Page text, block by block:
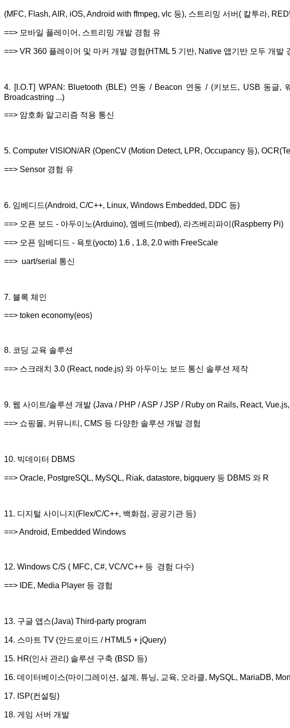
(MFC, Flash, AIR, iOS, Android with ffmpeg, vlc 등), 스트리밍 서버( 칼투라,
==> 모바일 플레이어, 스트리밍 개발 경험 유
==> VR 360 플레이어 및 마커 개발 경험(HTML 5 기반, Native 앱기반 모두 개발
4. [I.O.T] WPAN: Bluetooth (BLE) 연동 / Beacon 연동 / (키보드, USB 동글,
Broadcastring ...)
==> 암호화 알고리즘 적용 통신
5. Computer VISION/AR (OpenCV (Motion Detect, LPR, Occupancy 등),
==> Sensor 경험 유
6. 임베디드(Android, C/C++, Linux, Windows Embedded, DDC 등)
==> 오픈 보드 - 아두이노(Arduino), 엠베드(mbed), 라즈베리파이(Raspberry Pi)
==> 오픈 임베디드 - 욕토(yocto) 1.6 , 1.8, 2.0 with FreeScale
==> uart/serial 통신
7. 블록 체인
==> token economy(eos)
8. 코딩 교육 솔루션
==> 스크래치 3.0 (React, node.js) 와 아두이노 보드 통신 솔루션 제작
9. 웹 사이트/솔루션 개발 (Java / PHP / ASP / JSP / Ruby on Rails, React,
==> 쇼핑몰, 커뮤니티, CMS 등 다양한 솔루션 개발 경험
10. 빅데이터 DBMS
==> Oracle, PostgreSQL, MySQL, Riak, datastore, bigquery 등 DBMS 와 R
11. 디지털 사이니지(Flex/C/C++, 백화점, 공공기관 등)
==> Android, Embedded Windows
12. Windows C/S ( MFC, C#, VC/VC++ 등 경험 다수)
==> IDE, Media Player 등 경험
13. 구글 앱스(Java) Third-party program
14. 스마트 TV (안드로이드 / HTML5 + jQuery)
15. HR(인사 관리) 솔루션 구축 (BSD 등)
16. 데이터베이스(마이그레이션, 설계, 튜닝, 교육, 오라클, MySQL, MariaDB,
17. ISP(컨설팅)
18. 게임 서버 개발